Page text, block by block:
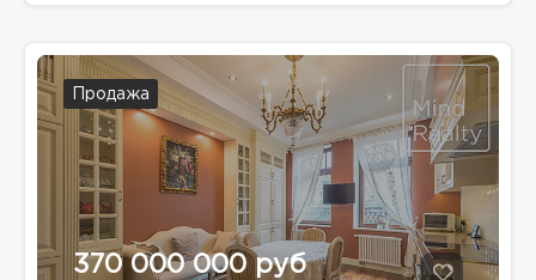
Продажа
370 000 000 руб